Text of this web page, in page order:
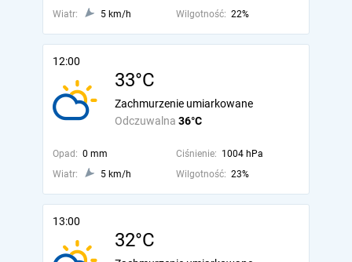
Wiatr:
5 km/h Wilgotność: 22%
12:00
33°C
Odczuwalna 36°C
Zachmurzenie umiarkowane
Opad: 0 mm Ciśnienie: 1004 hPa
Wiatr:
5 km/h Wilgotność: 23%
13:00
32°C